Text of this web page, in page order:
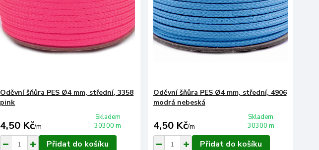
Oděvní šňůra PES Ø4 mm, střední, 3358
pink
4,50 Kč/m
Skladem
30300 m
Přidat do košíku
Oděvní šňůra PES Ø4 mm, střední, 4906
modrá nebeská
4,50 Kč/m
Skladem
30300 m
Přidat do košíku